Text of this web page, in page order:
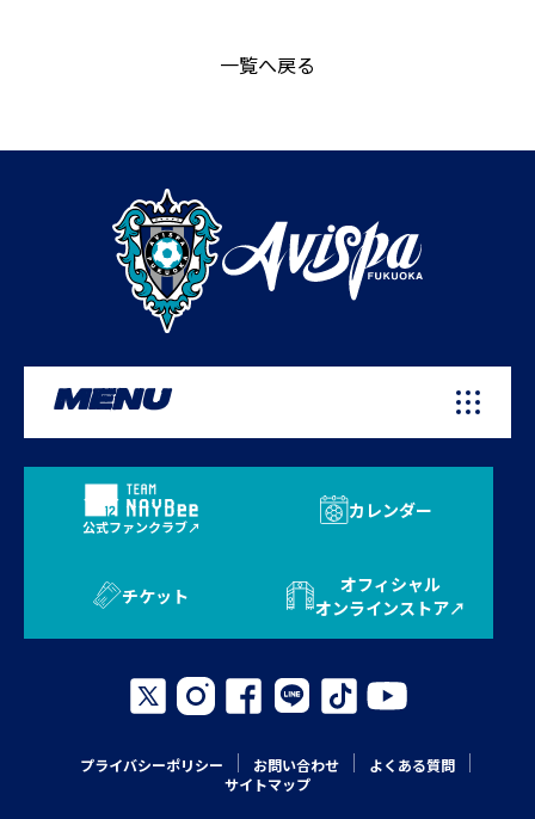
一覧へ戻る
MENU
公式ファンクラブ
カレンダー
チケット
オフィシャル
オンラインストア
プライバシーポリシー お問い合わせ
よくある質問
サイトマップ